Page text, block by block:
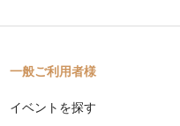
一般ご利用者様
イベントを探す